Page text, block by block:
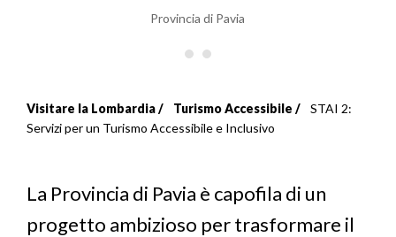
Provincia di Pavia
Briciole
pane
Visitare la Lombardia Turismo Accessibile
STAI 2:
Servizi per un Turismo Accessibile e Inclusivo
La Provincia di Pavia è capofila di un
progetto ambizioso per trasformare il